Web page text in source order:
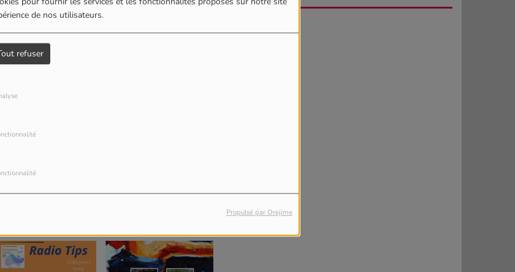
de nos utilisateurs.
refuser
Propulsé par Orejime